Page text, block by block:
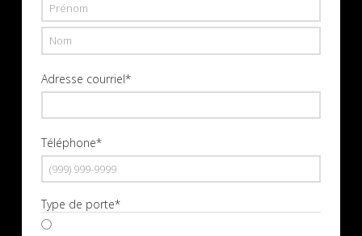
Prénom
Adresse courriel*
Téléphone*
Type de porte*